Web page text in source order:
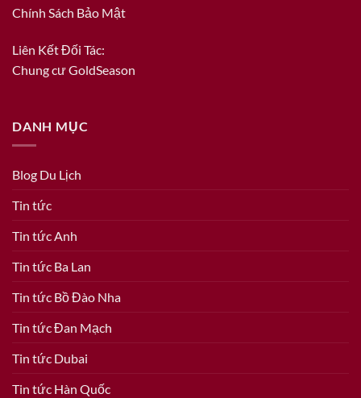
Chính Sách Bảo Mật
Liên Kết Đối Tác:
Chung cư GoldSeason
DANH MỤC
Blog Du Lịch
Tin tức
Tin tức Anh
Tin tức Ba Lan
Tin tức Bồ Đào Nha
Tin tức Đan Mạch
Tin tức Dubai
Tin tức Hàn Quốc